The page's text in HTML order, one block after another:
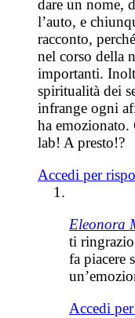
dare un nome,
l’auto, e
racconto,
nel corso della
importanti.
spiritualità dei
infrange ogni
ha
lab! A presto!?
Accedi per
Eleonora
ti
fa piacere
Accedi